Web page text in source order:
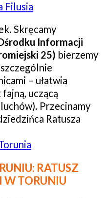
Skręcamy
Informacji
25) bierzemy
– ułatwia
uczącą
Przecinamy
Ratusza
RATUSZ
W TORUNIU